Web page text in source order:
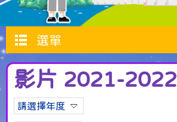
選單
影片 2021-2022
請選擇年度